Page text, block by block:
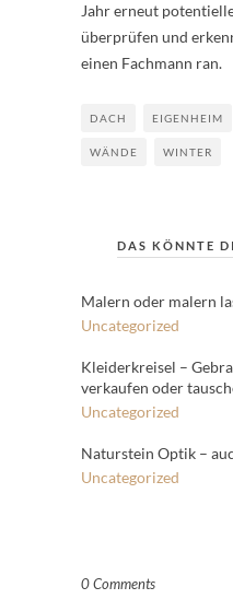
Jahr erneut
überprüfen und
einen Fachmann ran.
DACH EIGENHEIM
WÄNDE WINTER
DAS KÖNNTE
Malern oder malern
Uncategorized
Kleiderkreisel –
verkaufen oder
Uncategorized
Naturstein Optik –
Uncategorized
0 Comments